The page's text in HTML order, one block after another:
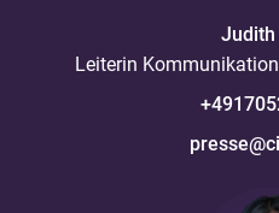
Judith
Leiterin